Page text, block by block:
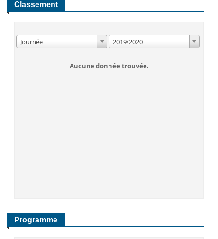
Classement
Journée 2019/2020
Aucune donnée trouvée.
Programme